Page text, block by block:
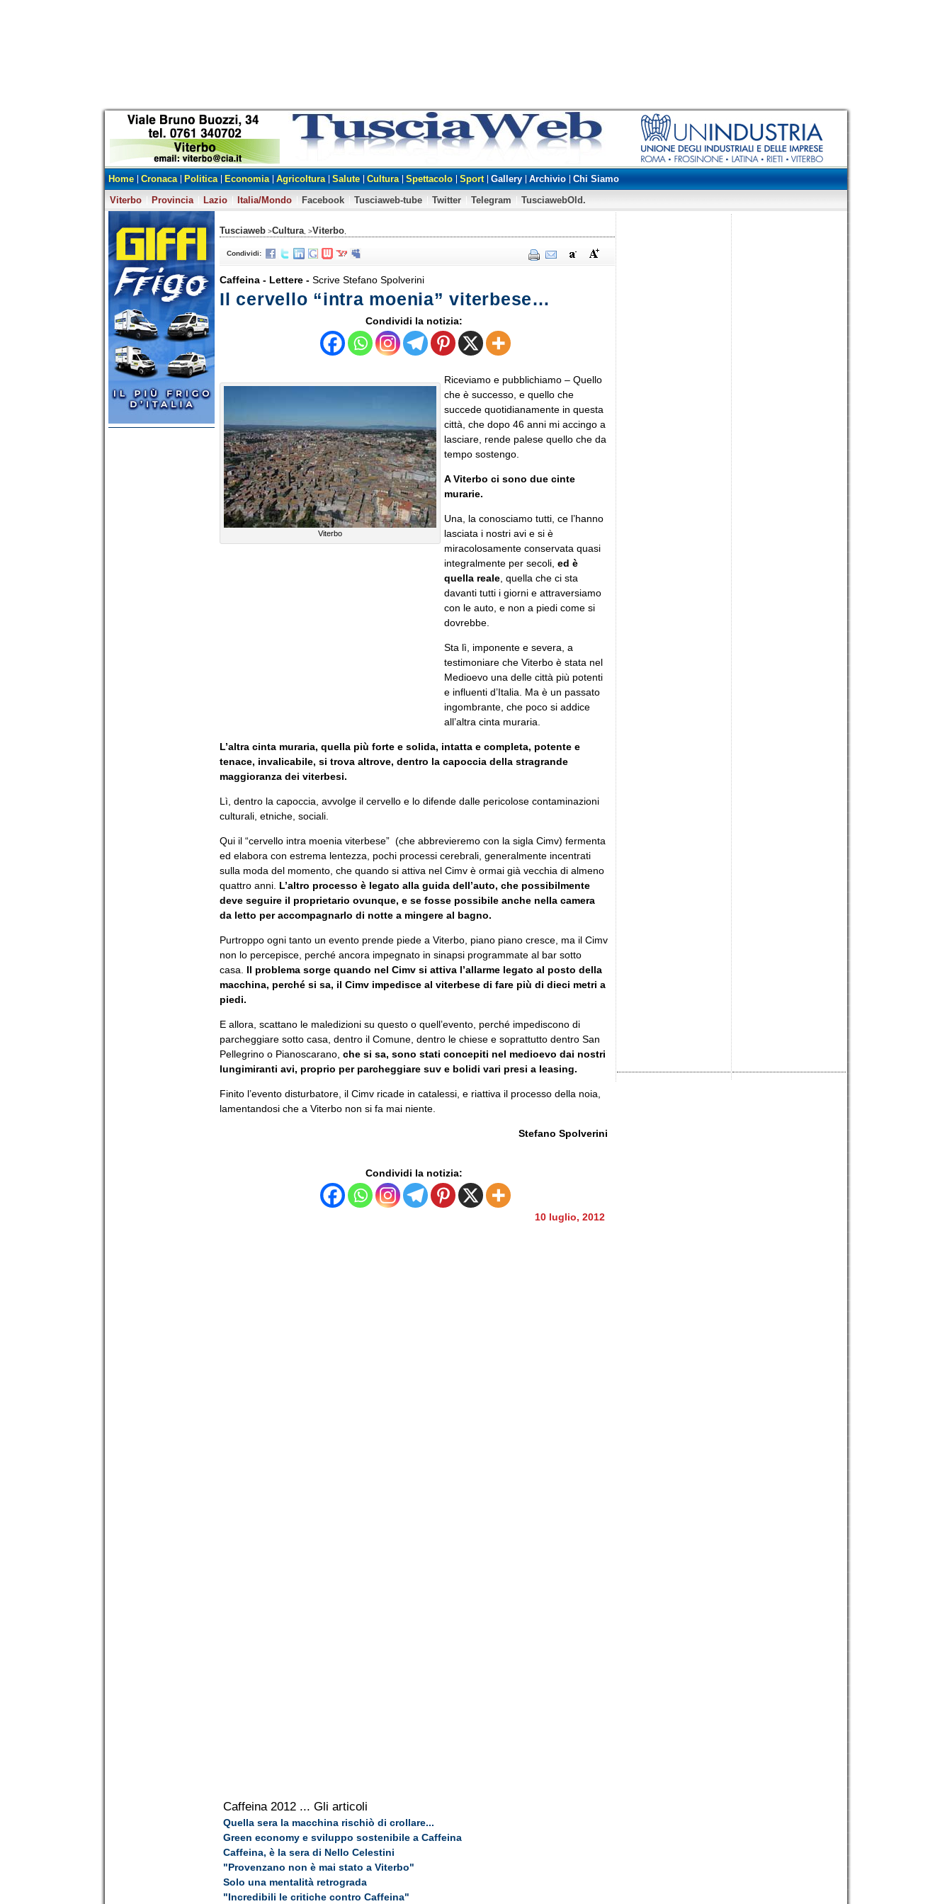
Home Cronaca Politica Economia Agricoltura Salute Cultura Spettacolo Sport Gallery Archivio
Chi Siamo
Viterbo
Provincia Lazio Italia/Mondo Facebook Tusciaweb-tube Twitter Telegram TusciawebOld.
Tusciaweb >Cultura , >Viterbo
Condividi:
Caffeina - Lettere - Scrive Stefano Spolverini
Il cervello “intra moenia” viterbese…
Condividi la notizia:
Viterbo
Riceviamo e pubblichiamo – Quello
che è successo, e quello che
succede quotidianamente in questa
città, che dopo 46 anni mi accingo a
lasciare, rende palese quello che da
tempo sostengo.
A Viterbo ci sono due cinte
murarie.
Una, la conosciamo tutti, ce l’hanno
lasciata i nostri avi e si è
miracolosamente conservata quasi
integralmente per secoli, ed è
quella reale , quella che ci sta
davanti tutti i giorni e attraversiamo
con le auto, e non a piedi come si
dovrebbe.
Sta lì, imponente e severa, a
testimoniare che Viterbo è stata nel
Medioevo una delle città più potenti
e influenti d’Italia. Ma è un passato
ingombrante, che poco si addice
all’altra cinta muraria.
L’altra cinta muraria, quella più forte e solida, intatta e completa, potente e
tenace, invalicabile, si trova altrove, dentro la capoccia della stragrande
maggioranza dei viterbesi.
Lì, dentro la capoccia, avvolge il cervello e lo difende dalle pericolose contaminazioni
culturali, etniche, sociali.
Qui il “cervello intra moenia viterbese” (che abbrevieremo con la sigla Cimv) fermenta
ed elabora con estrema lentezza, pochi processi cerebrali, generalmente incentrati
sulla moda del momento, che quando si attiva nel Cimv è ormai già vecchia di almeno
quattro anni. L’altro processo è legato alla guida dell’auto, che possibilmente
deve seguire il proprietario ovunque, e se fosse possibile anche nella camera
da letto per accompagnarlo di notte a mingere al bagno.
Purtroppo ogni tanto un evento prende piede a Viterbo, piano piano cresce, ma il Cimv
non lo percepisce, perché ancora impegnato in sinapsi programmate al bar sotto
casa. Il problema sorge quando nel Cimv si attiva l’allarme legato al posto della
macchina, perché si sa, il Cimv impedisce al viterbese di fare più di dieci metri a
piedi.
E allora, scattano le maledizioni su questo o quell’evento, perché impediscono di
parcheggiare sotto casa, dentro il Comune, dentro le chiese e soprattutto dentro San
Pellegrino o Pianoscarano, che si sa, sono stati concepiti nel medioevo dai nostri
lungimiranti avi, proprio per parcheggiare suv e bolidi vari presi a leasing.
Finito l’evento disturbatore, il Cimv ricade in catalessi, e riattiva il processo della noia,
lamentandosi che a Viterbo non si fa mai niente.
Stefano Spolverini
Condividi la notizia:
10 luglio, 2012
Caffeina 2012 ... Gli articoli
Quella sera la macchina rischiò di crollare...
Green economy e sviluppo sostenibile a Caffeina
Caffeina, è la sera di Nello Celestini
"Provenzano non è mai stato a Viterbo"
Solo una mentalità retrograda
"Incredibili le critiche contro Caffeina"